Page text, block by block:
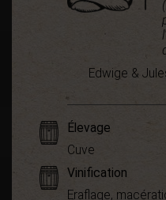
Edwige &
Élevage
Cuve
Vinification
Eraflage,